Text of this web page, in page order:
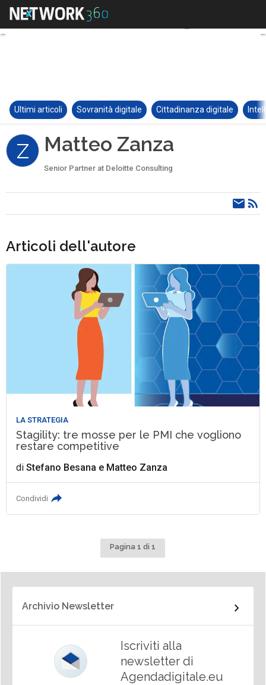
Ultimi articoli Sovranità digitale Cittadinanza digitale
Z Matteo Zanza
Senior Partner at Deloitte Consulting
Articoli dell'autore
LA STRATEGIA
Stagility: tre mosse per le PMI che vogliono
restare competitive
diStefano Besana e Matteo Zanza
Condividi
Pagina 1 di 1
Archivio Newsletter
Iscriviti alla
newsletter di
Agendadigitale.eu